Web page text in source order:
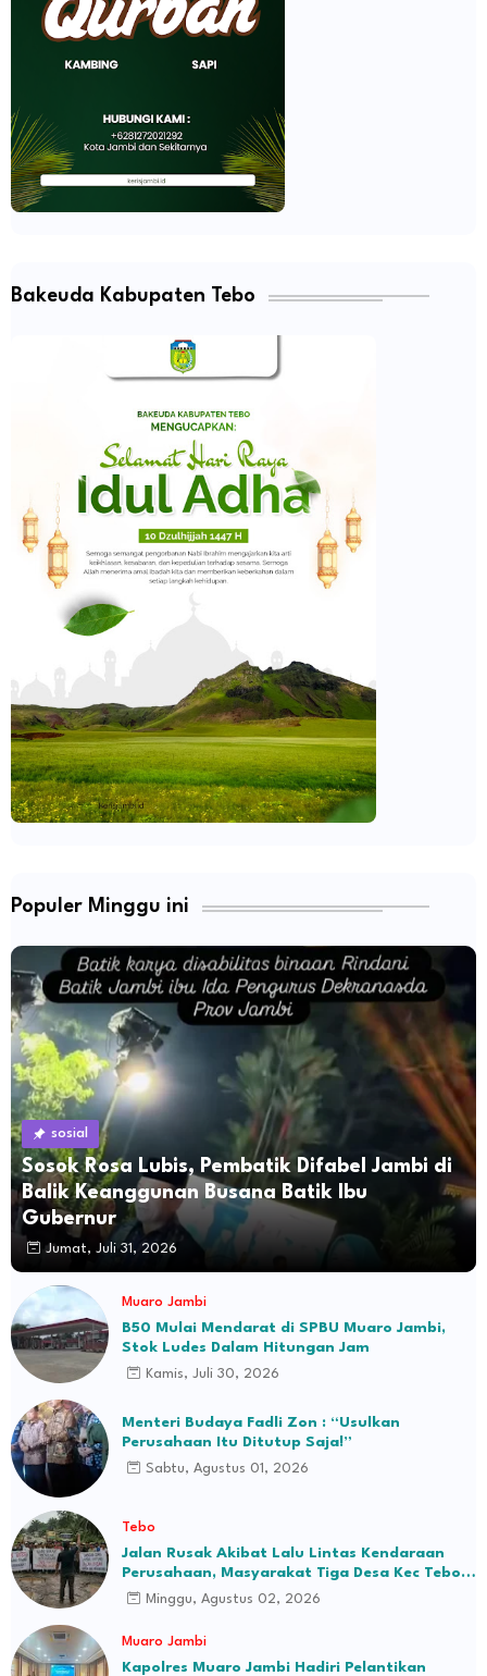
Bakeuda Kabupaten Tebo
Populer Minggu ini
sosial
Sosok Rosa Lubis, Pembatik Difabel Jambi di
Balik Keanggunan Busana Batik Ibu
Gubernur
Jumat, Juli 31, 2026
Muaro Jambi
B50 Mulai Mendarat di SPBU Muaro Jambi,
Stok Ludes Dalam Hitungan Jam
Kamis, Juli 30, 2026
Menteri Budaya Fadli Zon : “Usulkan
Perusahaan Itu Ditutup Saja!”
Sabtu, Agustus 01, 2026
Tebo
Jalan Rusak Akibat Lalu Lintas Kendaraan
Perusahaan, Masyarakat Tiga Desa Kec Tebo
Ilir Bakal Blokade Jalan
Minggu, Agustus 02, 2026
Muaro Jambi
Kapolres Muaro Jambi Hadiri Pelantikan